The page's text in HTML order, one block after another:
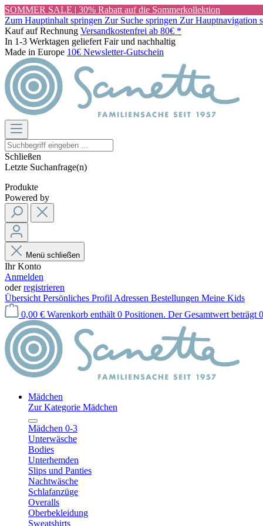
SOMMER SALE | 30% Rabatt auf die Sommerkollektion
Zum Hauptinhalt springen Zur Suche springen Zur Hauptnavigation
Kauf auf Rechnung Versandkostenfrei ab 80€ *
In 1-3 Werktagen geliefert Fair und nachhaltig
Made in Europe 10€ Newsletter-Gutschein
Schließen
Letzte Suchanfrage(n)
Produkte
Powered by
Menü schließen
Ihr Konto
Anmelden
oderregistrieren
Übersicht Persönliches Profil Adressen Bestellungen Meine Kids
0,00 € Warenkorb enthält 0 Positionen. Der Gesamtwert beträgt
Mädchen
Zur Kategorie Mädchen
Mädchen 0-3
Unterwäsche
Bodies
Unterhemden
Slips und Panties
Nachtwäsche
Schlafanzüge
Overalls
Oberbekleidung
Sweatshirts